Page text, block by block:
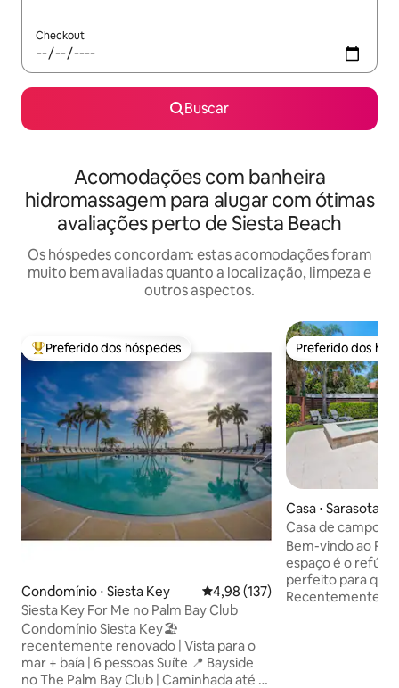
Checkout
Buscar
Acomodações com banheira
hidromassagem para alugar com ótimas
avaliações perto de Siesta Beach
Os hóspedes concordam: estas acomodações foram
muito bem avaliadas quanto a localização, limpeza e
outros aspectos.
Entre os melhores preferidos dos hóspedes
Preferido dos hóspedes
Condomínio ⋅ Siesta Key 4,98 de uma avaliação média de
4,98 (137)
Siesta Key For Me no Palm Bay Club
Condomínio Siesta Key🏖️
recentemente renovado | Vista para o
mar + baía | 6 pessoas Suíte 📍 Bayside
no The Palm Bay Club | Caminhada até a
Preferido dos
Preferido dos
Casa ⋅ Sarasota
Casa de campo
a poucos passos
Bem-vindo ao
espaço é o
perfeito para
Recentemente